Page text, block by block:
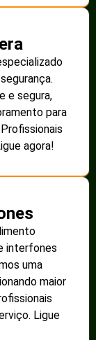
é
rurais que
A
de
de
produtividade
e
Investidores e
energia ao